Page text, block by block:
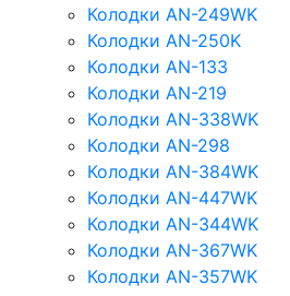
Колодки AN-249WK
Колодки AN-250K
Колодки AN-133
Колодки AN-219
Колодки AN-338WK
Колодки AN-298
Колодки AN-384WK
Колодки AN-447WK
Колодки AN-344WK
Колодки AN-367WK
Колодки AN-357WK